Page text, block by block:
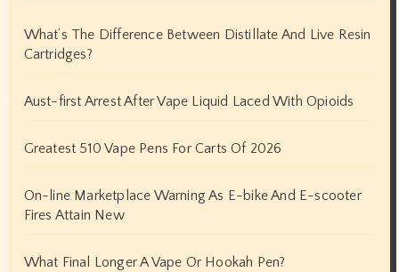
What’s The Difference Between Distillate And Live Resin
Cartridges?
Aust-first Arrest After Vape Liquid Laced With Opioids
Greatest 510 Vape Pens For Carts Of 2026
On-line Marketplace Warning As E-bike And E-scooter
Fires Attain New
What Final Longer A Vape Or Hookah Pen?